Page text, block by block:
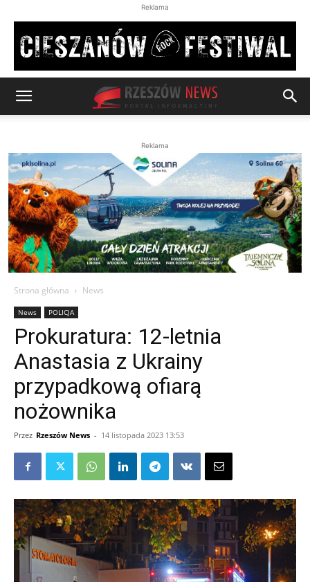
Reklama
Reklama
Strona główna News
News POLICJA
Prokuratura: 12-letnia
Anastasia z Ukrainy
przypadkową ofiarą
nożownika
Przez Rzeszów News - 14 listopada 2023 13:53